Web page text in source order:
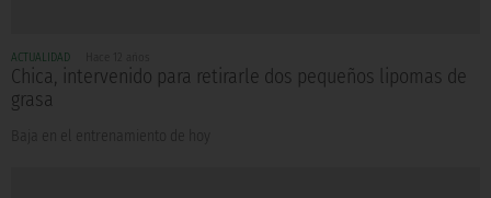
ACTUALIDAD
Chica, intervenido para retirarle dos pequeños lipomas de
grasa
Baja en el entrenamiento de hoy